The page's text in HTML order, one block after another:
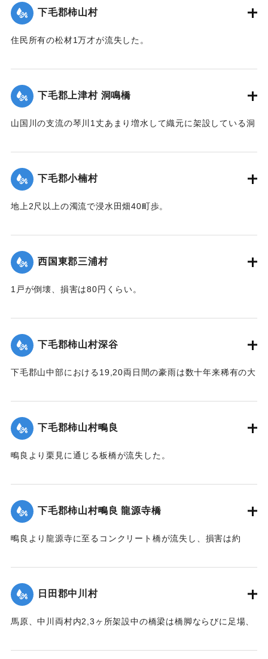
｜固有コード:
下毛郡柿山村
住民所有の松材1万才が流失した。
｜固有コード:00275069
下毛郡上津村 洞鳴橋
山国川の支流の琴川1丈あまり増水して織元に架設している洞
｜固有コード:
下毛郡小楠村
地上2尺以上の濁流で浸水田畑40町歩。
｜固有コード: 00275071
西国東郡三浦村
1戸が倒壊、損害は80円くらい。
｜固有コード:00275064
下毛郡柿山村深谷
下毛郡山中部における19,20両日間の豪雨は数十年来稀有の大
なった。
【出典：大分新聞 大正12年6月23日朝刊7面】
｜固有コード:00275065
下毛郡柿山村鴫良
鴫良より栗見に通じる板橋が流失した。
｜固有コード:00275066
下毛郡柿山村鴫良 龍源寺橋
鴫良より龍源寺に至るコンクリート橋が流失し、損害は約
｜固有コード:
日田郡中川村
馬原、中川両村内2,3ヶ所架設中の橋梁は橋脚ならびに足場、
通が途絶、詳細を知ることができない。